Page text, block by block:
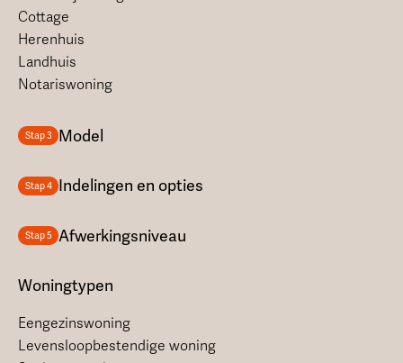
Cottage
Herenhuis
Landhuis
Notariswoning
Stap 3 Model
Stap 4 Indelingen en opties
Stap 5 Afwerkingsniveau
Woningtypen
Eengezinswoning
Levensloopbestendige woning